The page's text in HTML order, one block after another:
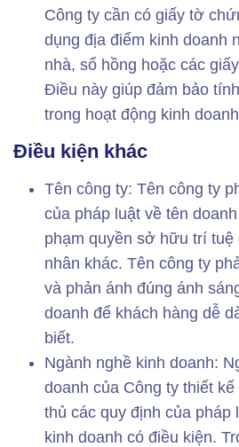
Công ty cần có giấy tờ
dụng địa điểm kinh doanh
nhà, sổ hồng hoặc các
Điều này giúp đảm bảo
trong hoạt động kinh
Điều kiện khác
Tên công ty: Tên công ty
của pháp luật về tên
phạm quyền sở hữu trí tuệ
nhân khác. Tên công ty
và phản ánh đúng ánh
doanh để khách hàng dễ
biết.
Ngành nghề kinh doanh:
doanh của Công ty thiết
thủ các quy định của pháp
kinh doanh có điều kiện.